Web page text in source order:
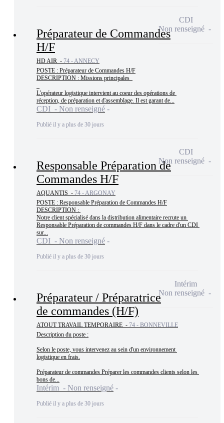
Préparateur de Commandes
H/F
HD AIR - 74 - ANNECY
POSTE : Préparateur de Commandes H/F
DESCRIPTION : Missions principales
L'opérateur logistique intervient au coeur des opérations de
réception, de préparation et d'assemblage. Il est garant de...
CDI - Non renseigné
Publié il y a plus de 30 jours
CDI
Non renseigné
Responsable Préparation de
Commandes H/F
AQUANTIS - 74 - ARGONAY
POSTE : Responsable Préparation de Commandes H/F
DESCRIPTION :
Notre client spécialisé dans la distribution alimentaire recrute un
Responsable Préparation de commandes H/F dans le cadre d'un CDI
sur...
CDI - Non renseigné
Publié il y a plus de 30 jours
CDI
Non renseigné
Préparateur / Préparatrice
de commandes (H/F)
ATOUT TRAVAIL TEMPORAIRE - 74 - BONNEVILLE
Description du poste :
Selon le poste, vous intervenez au sein d'un environnement
logistique en frais.
Préparateur de commandes Préparer les commandes clients selon les
bons de...
Intérim - Non renseigné
Publié il y a plus de 30 jours
Intérim
Non renseigné